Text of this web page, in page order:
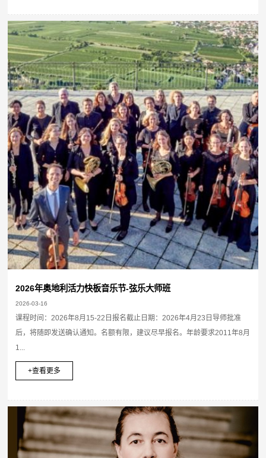
2026年奥地利活力快板音乐节-弦乐大师班
2026-03-16
课程时间：2026年8月15-22日报名截止日期：2026年4月23日导师批准
后，将随即发送确认通知。名额有限，建议尽早报名。年龄要求2011年8月
1...
+查看更多